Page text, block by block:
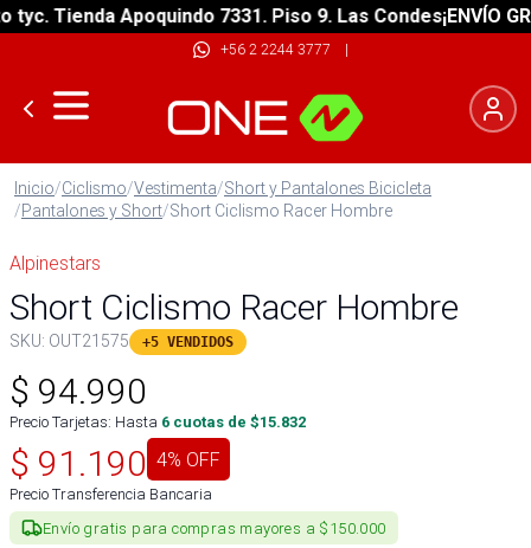
Tienda Apoquindo 7331. Piso 9. Las Condes¡ENVÍO
+56 2 2244 3777 |
Inicio/Ciclismo/Vestimenta/Short y Pantalones Bicicleta
/Pantalones y Short/Short Ciclismo Racer Hombre
Alpinestars
Short Ciclismo Racer Hombre
SKU: OUT21575 +5 VENDIDOS
$ 94.990
Precio Tarjetas: Hasta 6 cuotas de $15.832
$ 91.190 4% OFF
Precio Transferencia Bancaria
Envío gratis para compras mayores a $150.000